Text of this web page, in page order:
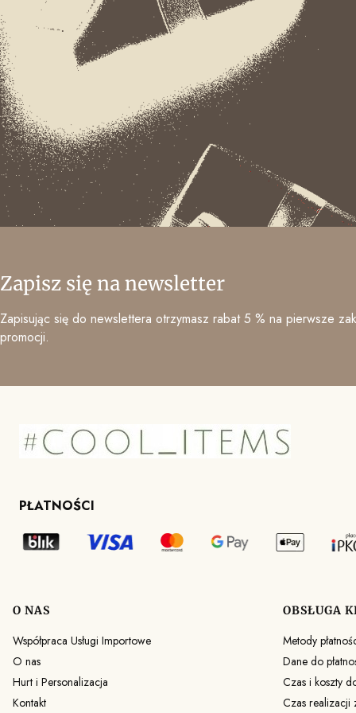
Zapisz się na newsletter
Zapisując się do newslettera otrzymasz rabat 5 % na pierwsze
promocji.
PŁATNOŚCI
Linki w stopce
O NAS
Współpraca Usługi Importowe
O nas
Hurt i Personalizacja
Kontakt
OBSŁUGA
Metody
Dane do
Czas i koszty
Czas realizacji